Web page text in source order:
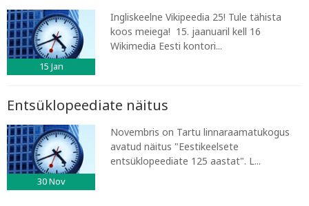
15 Jan
Ingliskeelne Vikipeedia 25! Tule tähista
koos meiega! 15. jaanuaril kell 16
Wikimedia Eesti kontori...
Entsüklopeediate näitus
30Nov
Novembris on Tartu linnaraamatukogus
avatud näitus "Eestikeelsete
entsüklopeediate 125 aastat". L...